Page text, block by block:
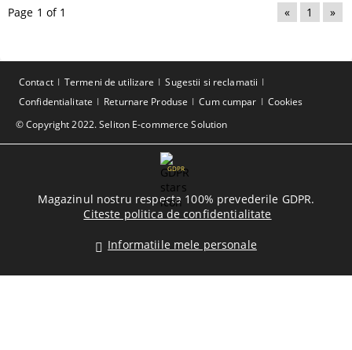
Page 1 of 1 « 1 »
© Copyright 2022. Seliton E-commerce Solution
Contact Termeni de utilizare
Sugestii si reclamatii
Confidentialitate
Returnare Produse Cum cumpar Cookies
GDPR
Magazinul nostru respecta 100% prevederile GDPR.
Citeste politica de confidentialitate
Informatiile mele personale